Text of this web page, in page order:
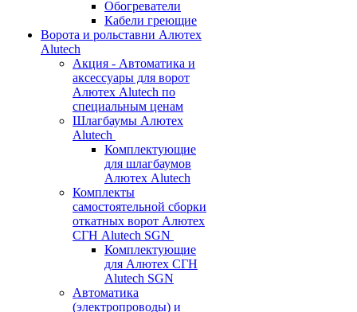
Обогреватели
Кабели греющие
Ворота и рольставни Алютех
Alutech
Акция - Автоматика и
аксессуары для ворот
Алютех Alutech по
специальным ценам
Шлагбаумы Алютех
Alutech
Комплектующие
для шлагбаумов
Алютех Alutech
Комплекты
самостоятельной сборки
откатных ворот Алютех
СГН Alutech SGN
Комплектующие
для Алютех СГН
Alutech SGN
Автоматика
(электропроводы) и